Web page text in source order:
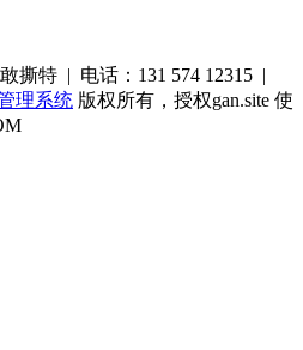
撕特 | 电话：131 574 12315 |
理系统 版权所有，授权gan.site 使